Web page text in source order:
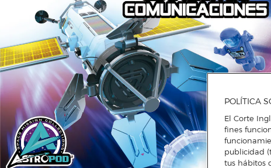
POLÍTICA
El Corte
fines
publicidad
tus hábitos